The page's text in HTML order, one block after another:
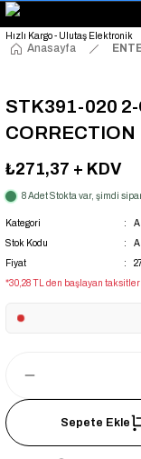
"Saat 14:00'a
"Binlerce
"Toptan
Anasayfa
STK391-020
CORRECTION
₺271,37 + KDV
8 Adet Stokta var, şimdi
Kategori
Stok Kodu
Fiyat
*30,28 TL den başlayan
Sepete Ekle